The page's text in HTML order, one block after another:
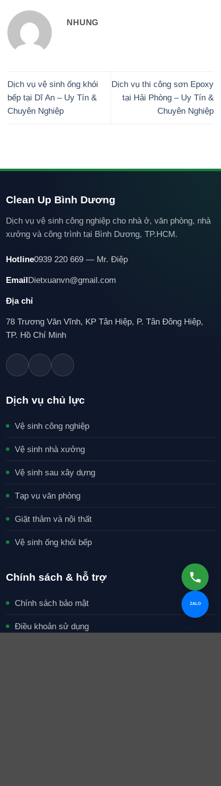
NHUNG
Dịch vụ vệ sinh ống khói
bếp tại Dĩ An – Uy Tín &
Chuyên Nghiệp
Dịch vụ thi công sơn Epoxy
tại Hải Phòng – Uy Tín &
Chuyên Nghiệp
Clean Up Bình Dương
Dịch vụ vệ sinh công nghiệp cho nhà ở, văn phòng, nhà
xưởng và công trình tại Bình Dương, TP.HCM.
Hotline0939 220 669 — Mr. Điệp
EmailDietxuanvn@gmail.com
Địa chỉ
78 Trương Văn Vĩnh, KP Tân Hiệp, P. Tân Đông Hiệp,
TP. Hồ Chí Minh
Dịch vụ chủ lực
Vệ sinh công nghiệp
Vệ sinh nhà xưởng
Vệ sinh sau xây dựng
Tạp vụ văn phòng
Giặt thảm và nội thất
Vệ sinh ống khói bếp
Chính sách & hỗ trợ
Chính sách bảo mật
Điều khoản sử dụng
ZALO